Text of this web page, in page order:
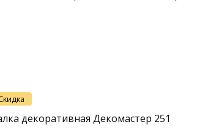
декоративная Декомастер 251